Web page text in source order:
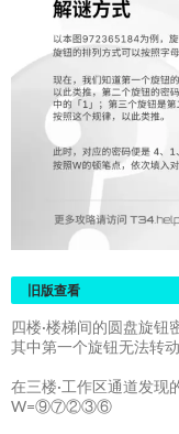
旧版查看
四楼·楼梯间的圆盘旋钮
其中第一个旋钮无法转
在三楼·工作区通道发现
W=⑨⑦②③⑥